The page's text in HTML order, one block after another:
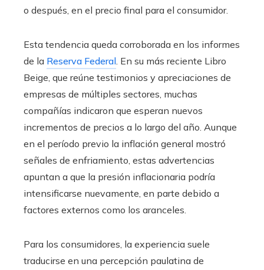
o después, en el precio final para el consumidor.
Esta tendencia queda corroborada en los informes
de la Reserva Federal . En su más reciente Libro
Beige, que reúne testimonios y apreciaciones de
empresas de múltiples sectores, muchas
compañías indicaron que esperan nuevos
incrementos de precios a lo largo del año. Aunque
en el período previo la inflación general mostró
señales de enfriamiento, estas advertencias
apuntan a que la presión inflacionaria podría
intensificarse nuevamente, en parte debido a
factores externos como los aranceles.
Para los consumidores, la experiencia suele
traducirse en una percepción paulatina de